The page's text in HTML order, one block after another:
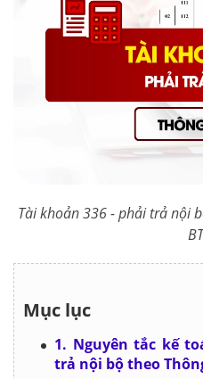
Tài khoản 336 - phải trả nội
Mục lục
1. Nguyên tắc kế
trả nội bộ theo